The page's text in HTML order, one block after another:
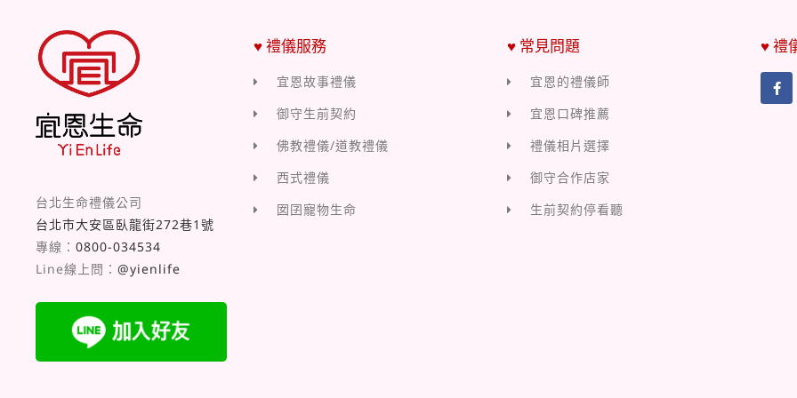
台北生命禮儀公司
台北市大安區臥龍街272巷1號
專線： 0800-034534
Line線上問： @yienlife
♥ 禮儀服務
宜恩故事禮儀
御守生前契約
佛教禮儀/道教禮儀
西式禮儀
囡囝寵物生命
♥ 常見問題
宜恩的禮儀師
宜恩口碑推薦
禮儀相片選擇
御守合作店家
生前契約停看聽
♥ 禮